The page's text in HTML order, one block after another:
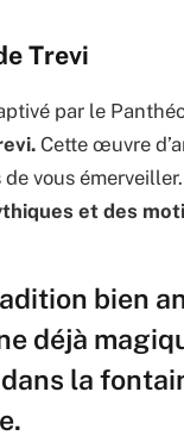
Trevi
par le
Cette œuvre
de vous
et des
bien
déjà
la